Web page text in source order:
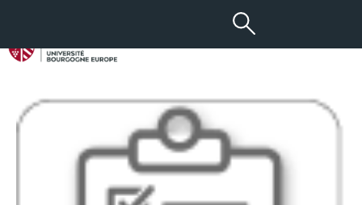
22 DÉC 2016
Questionnaire ARS